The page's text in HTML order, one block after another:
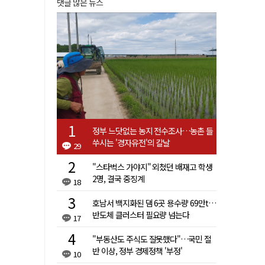
댓글 많은 뉴스
29
정부 느닷없는 농지 전수조사…농촌 들
쑤시는 '경자유전'의 칼날
18
"스타벅스 가야지" 외쳤던 배재고 학생
2명, 결국 중징계
17
호남서 백지화된 댐 6곳 용수량 69만t…
반도체 클러스터 필요량 넘는다
10
"부동산도 주식도 잘못했다"…국민 절
반 이상, 정부 경제정책 '부정'